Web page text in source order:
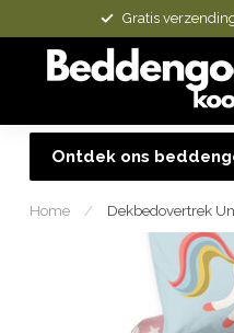
Gratis
Ontdek ons
Home / Dekbedovertrek